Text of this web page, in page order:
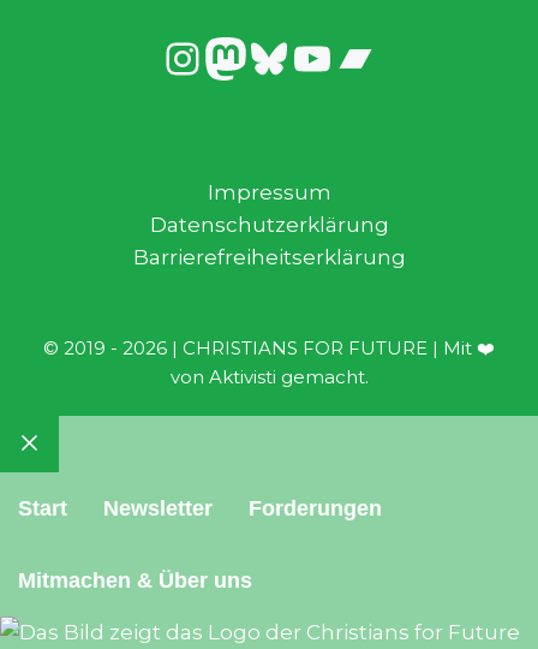
Instagram
Mastodon
YouTube
Pixelfed
Impressum
Datenschutzerklärung
Barrierefreiheitserklärung
© 2019 - 2026 | CHRISTIANS FOR FUTURE | Mit ❤️
von Aktivisti gemacht.
Schließen
Start
Newsletter Forderungen
Mitmachen & Über uns